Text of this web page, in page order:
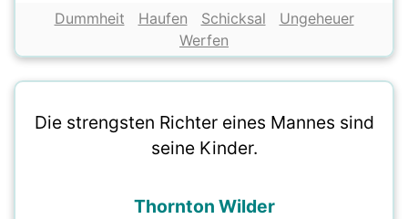
Dummheit Haufen Schicksal
Ungeheuer
Werfen
Die strengsten Richter eines Mannes sind
seine Kinder.
Thornton Wilder